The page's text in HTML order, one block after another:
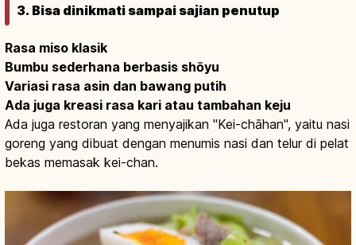
3. Bisa dinikmati sampai sajian penutup
Rasa miso klasik
Bumbu sederhana berbasis shōyu
Variasi rasa asin dan bawang putih
Ada juga kreasi rasa kari atau tambahan keju
Ada juga restoran yang menyajikan "Kei-chāhan", yaitu nasi
goreng yang dibuat dengan menumis nasi dan telur di pelat
bekas memasak kei-chan.